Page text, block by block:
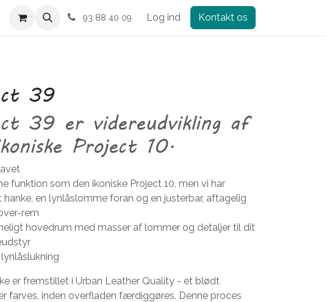
93 88 40 09 Log ind Kontakt os
39
39 er videreudvikling af
Project 10.
funktion som den ikoniske Project 10, men vi har
en lynlåslomme foran og en justerbar, aftagelig
rem
hovedrum med masser af lommer og detaljer til dit
er fremstillet i Urban Leather Quality - et blødt
farves, inden overfladen færdiggøres. Denne proces